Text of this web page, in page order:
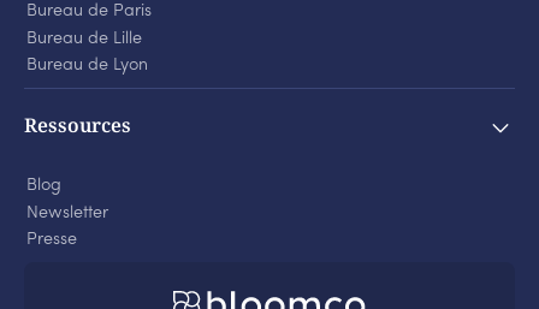
Bureau de Paris
Bureau de Lille
Bureau de Lyon
Ressources
Blog
Newsletter
Presse